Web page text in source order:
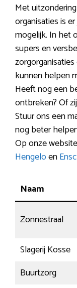
Met
organisaties is
mogelijk. In het
supers en
kunnen helpen
Heeft nog een
ontbreken? Of
Stuur ons een
nog beter
Op onze
Hengeloen
Naam
Zonnestraal
Slagerij Kosse
Buurtzorg